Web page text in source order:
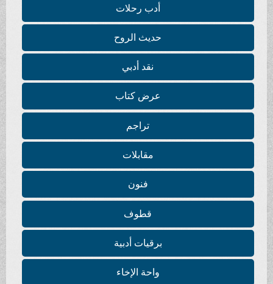
أدب رحلات
حديث الروح
نقد أدبي
عرض كتاب
تراجم
مقابلات
فنون
قطوف
برقيات أدبية
واحة الإخاء